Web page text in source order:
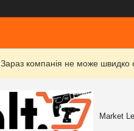
Зараз компанія не може швидко
Market